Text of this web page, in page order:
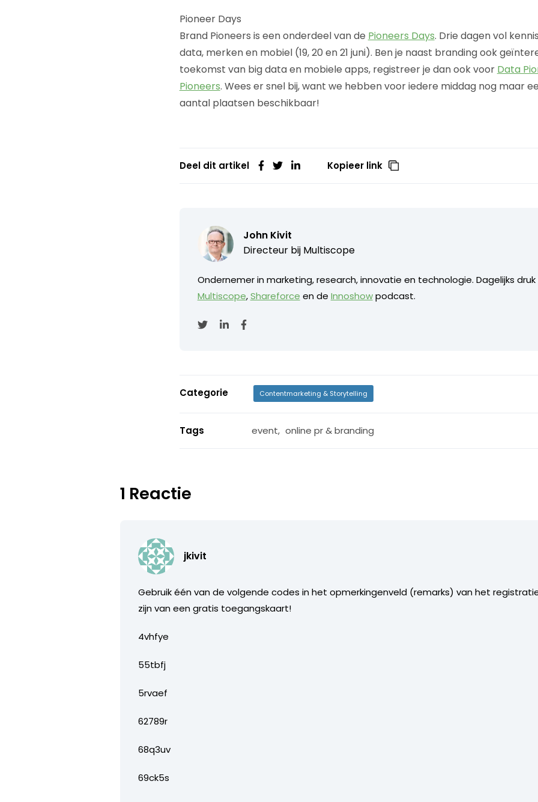
Pioneer Days
Brand Pioneers is een onderdeel van de Pioneers Days. Drie dagen vol
data, merken en mobiel (19, 20 en 21 juni). Ben je naast branding ook
toekomst van big data en mobiele apps, registreer je dan ook voor Data
Pioneers. Wees er snel bij, want we hebben voor iedere middag nog maar
aantal plaatsen beschikbaar!
Deel dit artikel Kopieer link
John Kivit
Directeur bij Multiscope
Ondernemer in marketing, research, innovatie en technologie. Dagelijks
Multiscope,Shareforce en de Innoshowpodcast.
Categorie Contentmarketing & Storytelling
Tags event, online pr & branding
1 Reactie
jkivit
Gebruik één van de volgende codes in het opmerkingenveld (remarks) van het
zijn van een gratis toegangskaart!
4vhfye
55tbfj
5rvaef
62789r
68q3uv
69ck5s